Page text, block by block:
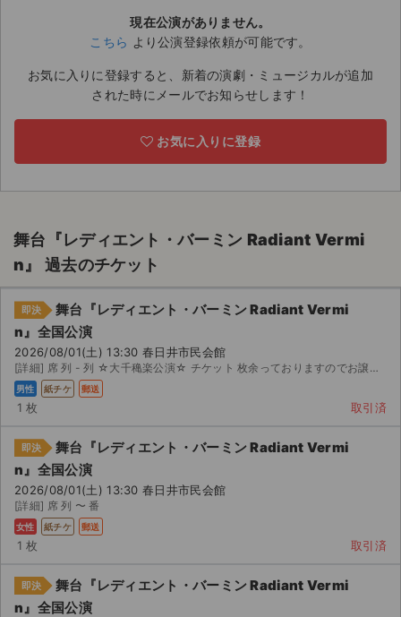
ライブ・コンサート（国内）
ライブ・コンサート（海外）
ご利用ガイド
ご利用ガイド
手数料・お支払い方法
AIに質問する
よくある質問
現在公演がありません。
こちら より公演登録依頼が可能です。
お気に入りに登録すると、新着の演劇・ミュージカルが追加
された時にメールでお知らせします！
お気に入りに登録
舞台『レディエント・バーミン Radiant Vermi
n』 過去のチケット
即決
舞台『レディエント・バーミン Radiant Vermi
n』全国公演
2026/08/01(土) 13:30 春日井市民会館
[詳細] 席 列 - 列 ☆大千穐楽公演☆ チケット 枚余っておりますのでお譲りします。 ・郵...
男性 紙チケ 郵送
1 枚 取引済
即決
舞台『レディエント・バーミン Radiant Vermi
n』全国公演
2026/08/01(土) 13:30 春日井市民会館
[詳細] 席 列 〜 番
女性 紙チケ 郵送
1 枚 取引済
即決
舞台『レディエント・バーミン Radiant Vermi
n』全国公演